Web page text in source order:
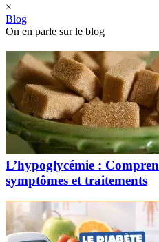
×
Blog
On en parle sur le blog
L’hypoglycémie :
symptômes et traitements